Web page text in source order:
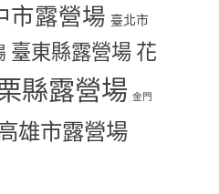
市露營場 臺北市
臺東縣露營場 花
縣露營場 金門
雄市露營場